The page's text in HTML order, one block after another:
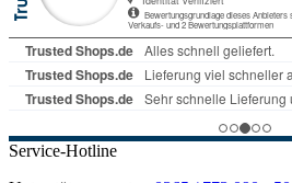
Service-Hotline